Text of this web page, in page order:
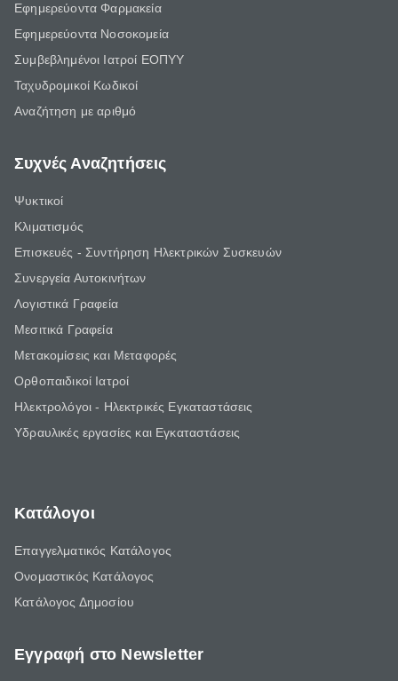
Εφημερεύοντα Φαρμακεία
Εφημερεύοντα Νοσοκομεία
Συμβεβλημένοι Ιατροί ΕΟΠΥΥ
Ταχυδρομικοί Κωδικοί
Αναζήτηση με αριθμό
Συχνές Αναζητήσεις
Ψυκτικοί
Κλιματισμός
Επισκευές - Συντήρηση Ηλεκτρικών Συσκευών
Συνεργεία Αυτοκινήτων
Λογιστικά Γραφεία
Μεσιτικά Γραφεία
Μετακομίσεις και Μεταφορές
Ορθοπαιδικοί Ιατροί
Ηλεκτρολόγοι - Ηλεκτρικές Εγκαταστάσεις
Υδραυλικές εργασίες και Εγκαταστάσεις
Κατάλογοι
Επαγγελματικός Κατάλογος
Ονομαστικός Κατάλογος
Κατάλογος Δημοσίου
Εγγραφή στο Newsletter